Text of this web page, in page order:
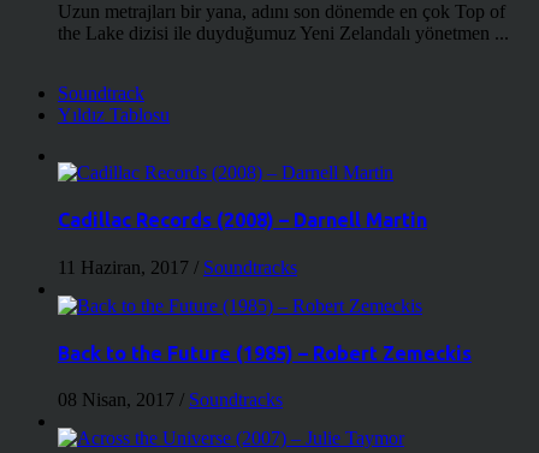
Uzun metrajları bir yana, adını son dönemde en çok Top of
the Lake dizisi ile duyduğumuz Yeni Zelandalı yönetmen ...
Soundtrack
Yıldız Tablosu
Cadillac Records (2008) – Darnell Martin
11 Haziran, 2017 / Soundtracks
Back to the Future (1985) – Robert Zemeckis
08 Nisan, 2017 / Soundtracks